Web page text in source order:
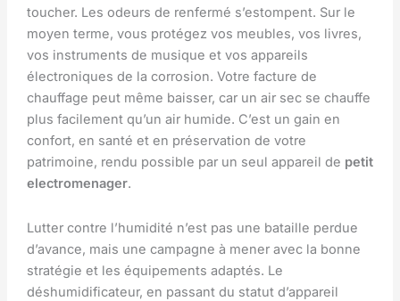
toucher. Les odeurs de renfermé s’estompent. Sur le
moyen terme, vous protégez vos meubles, vos livres,
vos instruments de musique et vos appareils
électroniques de la corrosion. Votre facture de
chauffage peut même baisser, car un air sec se chauffe
plus facilement qu’un air humide. C’est un gain en
confort, en santé et en préservation de votre
patrimoine, rendu possible par un seul appareil de petit
electromenager.
Lutter contre l’humidité n’est pas une bataille perdue
d’avance, mais une campagne à mener avec la bonne
stratégie et les équipements adaptés. Le
déshumidificateur, en passant du statut d’appareil